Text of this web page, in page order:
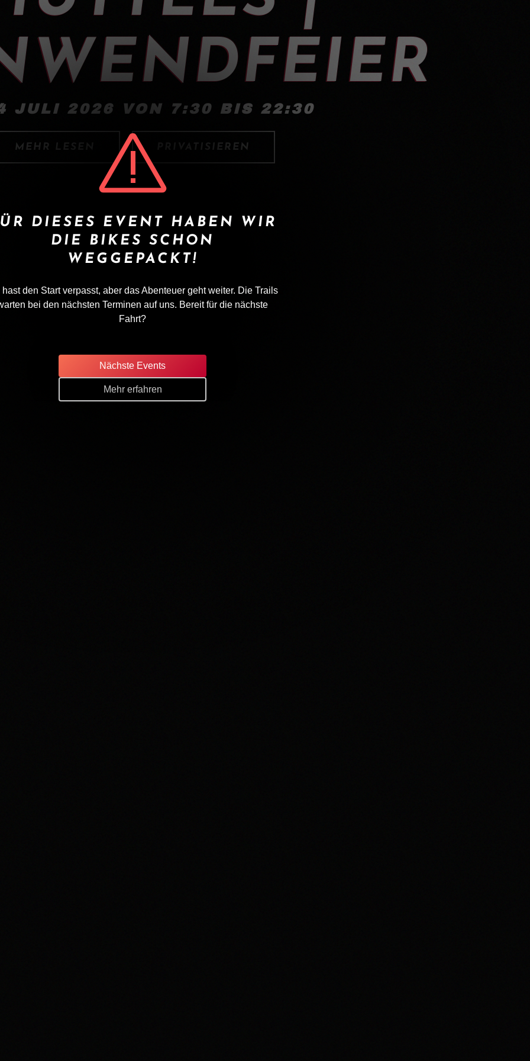
JULI 2026 VON 7:30 BIS 22:30
MEHR LESEN PRIVATISIEREN
DIESES EVENT HABEN WIR
DIE BIKES SCHON
WEGGEPACKT!
hast den Start verpasst, aber das Abenteuer geht weiter. Die Trails
bei den nächsten Terminen auf uns. Bereit für die nächste
Fahrt?
Nächste Events
Mehr erfahren